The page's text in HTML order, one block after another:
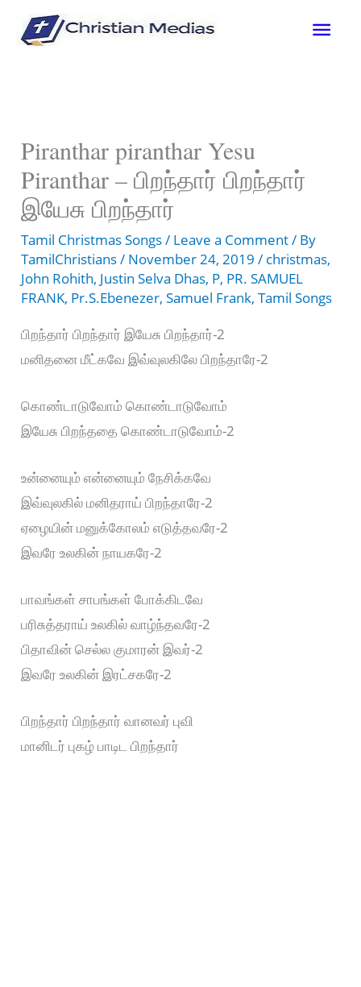
Piranthar piranthar Yesu
Piranthar – பிறந்தார் பிறந்தார்
இயேசு பிறந்தார்
Tamil Christmas Songs/ Leave a Comment/ By
TamilChristians/ November 24, 2019/ christmas,
John Rohith, Justin Selva Dhas, P, PR. SAMUEL
FRANK, Pr.S.Ebenezer,Samuel Frank,Tamil Songs
பிறந்தார் பிறந்தார் இயேசு பிறந்தார்-2
மனிதனை மீட்கவே இவ்வுலகிலே பிறந்தாரே-2
கொண்டாடுவோம் கொண்டாடுவோம்
இயேசு பிறந்ததை கொண்டாடுவோம்-2
உன்னையும் என்னையும் நேசிக்கவே
இவ்வுலகில் மனிதராய் பிறந்தாரே-2
ஏழையின் மனுக்கோலம் எடுத்தவரே-2
இவரே உலகின் நாயகரே-2
பாவங்கள் சாபங்கள் போக்கிடவே
பரிசுத்தராய் உலகில் வாழ்ந்தவரே-2
பிதாவின் செல்ல குமாரன் இவர்-2
இவரே உலகின் இரட்சகரே-2
பிறந்தார் பிறந்தார் வானவர் புவி
மானிடர் புகழ் பாடிட பிறந்தார்